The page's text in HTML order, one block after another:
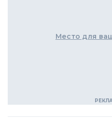
Место для